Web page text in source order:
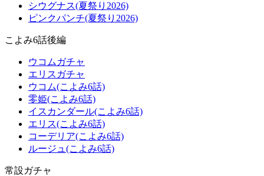
シウグナス(夏祭り2026)
ピンクパンチ(夏祭り2026)
こよみ6話後編
ウコムガチャ
エリスガチャ
ウコム(こよみ6話)
零姫(こよみ6話)
イスカンダール(こよみ6話)
エリス(こよみ6話)
コーデリア(こよみ6話)
ルージュ(こよみ6話)
常設ガチャ